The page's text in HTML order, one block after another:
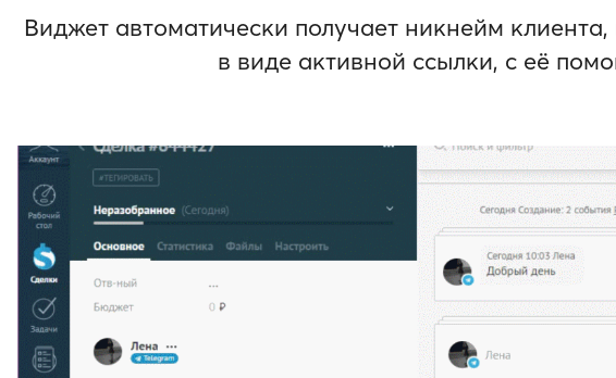
Виджет автоматически получает никнейм
в виде активной ссылки, с её